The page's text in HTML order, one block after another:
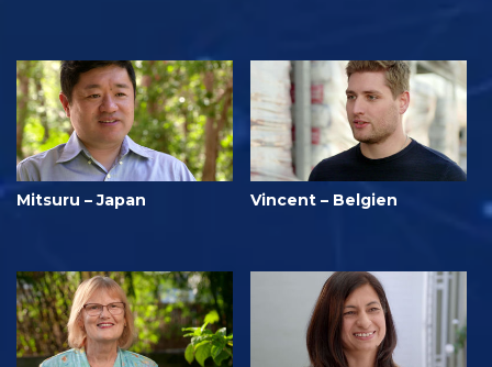
Mitsuru – Japan Vincent – Belgien